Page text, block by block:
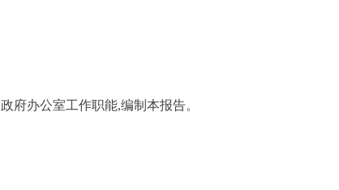
府办公室工作职能,编制本报告。